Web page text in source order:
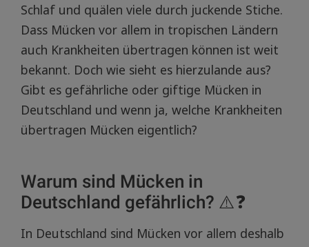
Schlaf und quälen viele durch juckende Stiche.
Dass Mücken vor allem in tropischen Ländern
auch Krankheiten übertragen können ist weit
bekannt. Doch wie sieht es hierzulande aus?
Gibt es gefährliche oder giftige Mücken in
Deutschland und wenn ja, welche Krankheiten
übertragen Mücken eigentlich?
Warum sind Mücken in
Deutschland gefährlich? ⚠️❓
In Deutschland sind Mücken vor allem deshalb